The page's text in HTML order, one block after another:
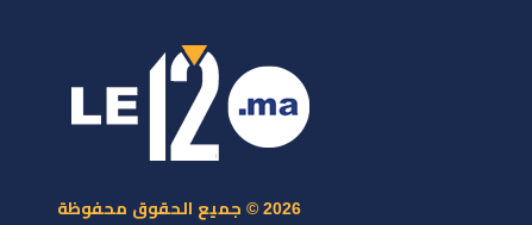
2026 © جميع الحقوق محفوظة